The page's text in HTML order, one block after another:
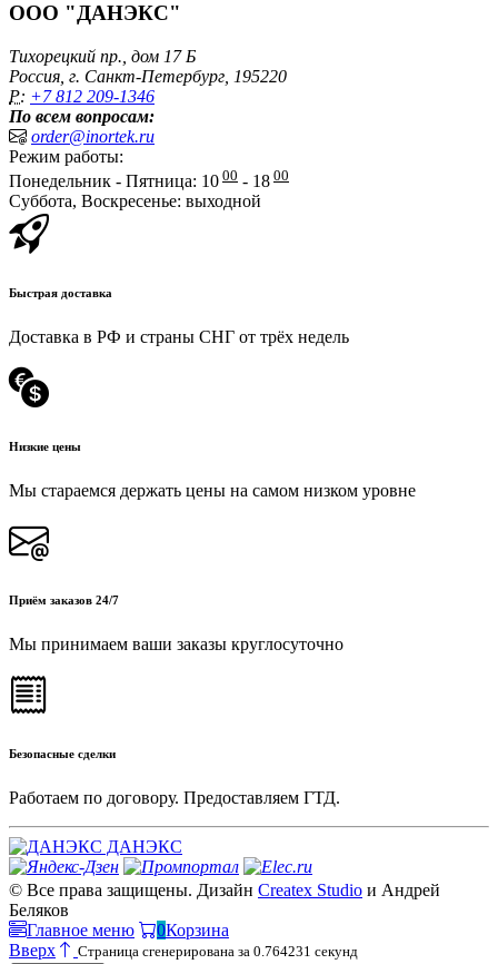
ООО "ДАНЭКС"
Тихорецкий пр., дом 17 Б
Россия, г. Санкт-Петербург, 195220
P: +7 812 209-1346
По всем вопросам:
order@inortek.ru
Режим работы:
Понедельник - Пятница: 10 00 - 18 00
Суббота, Воскресенье: выходной
Быстрая доставка
Доставка в РФ и страны СНГ от трёх недель
Низкие цены
Мы стараемся держать цены на самом низком уровне
Приём заказов 24/7
Мы принимаем ваши заказы круглосуточно
Безопасные сделки
Работаем по договору. Предоставляем ГТД.
ДАНЭКС
© Все права защищены. Дизайн Createx Studio и Андрей
Беляков
Главное меню
0Корзина
Вверх
Страница сгенерирована за 0.764231 секунд